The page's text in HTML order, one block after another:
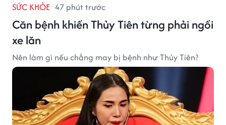
SỨC KHỎE 47 phút trước
Căn bệnh khiến Thủy Tiên từng phải ngồi
xe lăn
Nên làm gì nếu chẳng may bị bệnh như Thủy Tiên?